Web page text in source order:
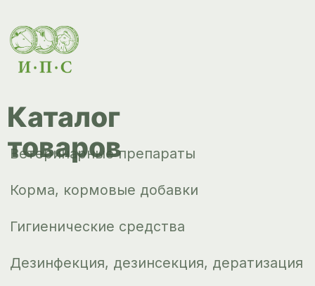
товаров
Инкубация
Доставка и
Ветеринарные препараты
Корма, кормовые добавки
Гигиенические средства
Уход за копытами
Изделия ветеринарного назначения